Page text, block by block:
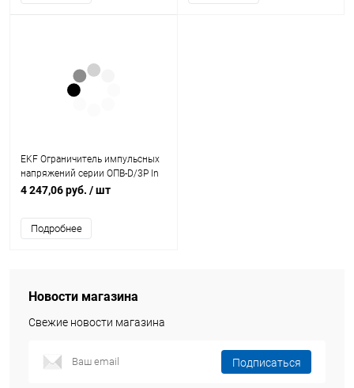
EKF Ограничитель импульсных
напряжений серии ОПВ-D/3P In
5кА 230В (с сигнализацией)
4 247,06 руб. / шт
Подробнее
Новости магазина
Свежие новости магазина
Подписаться